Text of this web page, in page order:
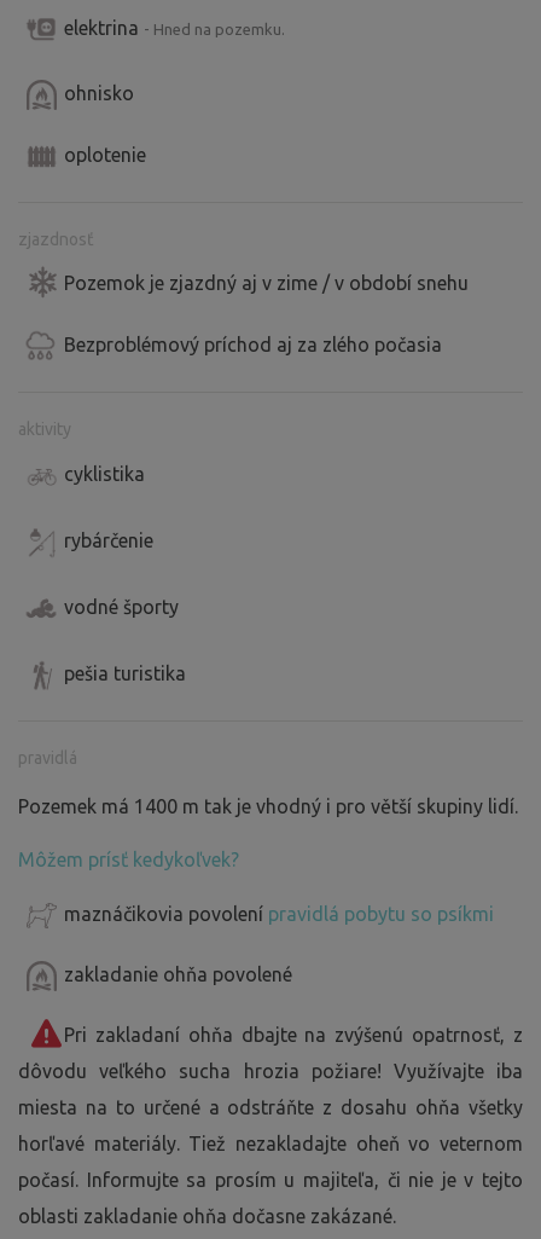
elektrina - Hned na pozemku.
ohnisko
oplotenie
zjazdnosť
Pozemok je zjazdný aj v zime / v období snehu
Bezproblémový príchod aj za zlého počasia
aktivity
cyklistika
rybárčenie
vodné športy
pešia turistika
pravidlá
Pozemek má 1400 m tak je vhodný i pro větší skupiny lidí.
Môžem prísť kedykoľvek?
maznáčikovia povolení pravidlá pobytu so psíkmi
zakladanie ohňa povolené
Pri zakladaní ohňa dbajte na zvýšenú opatrnosť, z
dôvodu veľkého sucha hrozia požiare! Využívajte iba
miesta na to určené a odstráňte z dosahu ohňa všetky
horľavé materiály. Tiež nezakladajte oheň vo veternom
počasí. Informujte sa prosím u majiteľa, či nie je v tejto
oblasti zakladanie ohňa dočasne zakázané.